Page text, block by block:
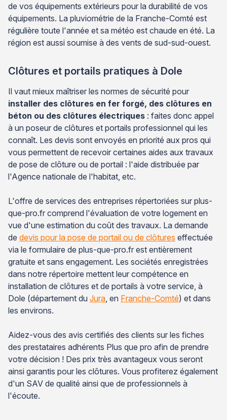
de vos équipements extérieurs pour la durabilité de vos
équipements. La pluviométrie de la Franche-Comté est
régulière toute l'année et sa météo est chaude en été. La
région est aussi soumise à des vents de sud-sud-ouest.
Clôtures et portails pratiques à Dole
Il vaut mieux maîtriser les normes de sécurité pour
installer des clôtures en fer forgé, des clôtures en
béton ou des clôtures électriques : faites donc appel
à un poseur de clôtures et portails professionnel qui les
connaît. Les devis sont envoyés en priorité aux pros qui
vous permettent de recevoir certaines aides aux travaux
de pose de clôture ou de portail : l'aide distribuée par
l'Agence nationale de l'habitat, etc.
L'offre de services des entreprises répertoriées sur plus-
que-pro.fr comprend l'évaluation de votre logement en
vue d'une estimation du coût des travaux. La demande
de devis pour la pose de portail ou de clôtures effectuée
via le formulaire de plus-que-pro.fr est entièrement
gratuite et sans engagement. Les sociétés enregistrées
dans notre répertoire mettent leur compétence en
installation de clôtures et de portails à votre service, à
Dole (département du Jura , en Franche-Comté) et dans
les environs.
Aidez-vous des avis certifiés des clients sur les fiches
des prestataires adhérents Plus que pro afin de prendre
votre décision ! Des prix très avantageux vous seront
ainsi garantis pour les clôtures. Vous profiterez également
d'un SAV de qualité ainsi que de professionnels à
l'écoute.